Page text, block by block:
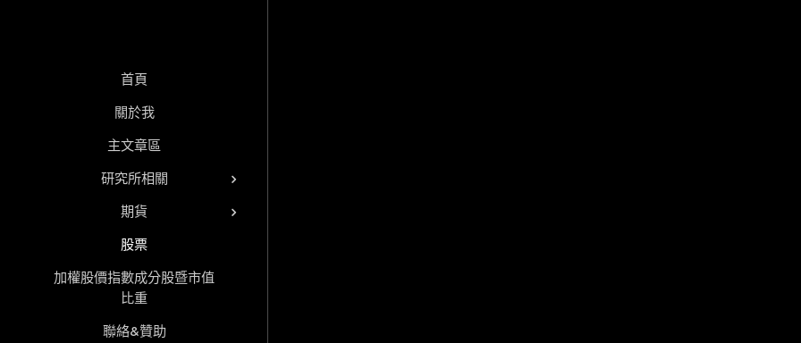
首頁
關於我
主文章區
研究所相關
期貨
股票
加權股價指數成分股暨市值
比重
聯絡&贊助